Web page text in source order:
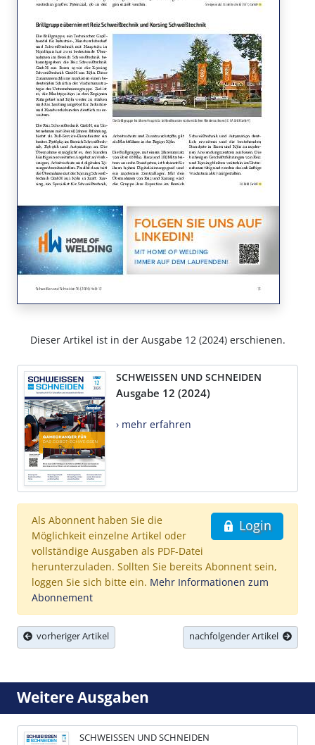
Dieser Artikel ist in der Ausgabe 12 (2024) erschienen.
SCHWEISSEN UND SCHNEIDEN
Ausgabe 12 (2024)
› mehr erfahren
Login
Als Abonnent haben Sie die
Möglichkeit einzelne Artikel oder
vollständige Ausgaben als PDF-Datei
herunterzuladen. Sollten Sie bereits Abonnent sein,
loggen Sie sich bitte ein. Mehr Informationen zum
Abonnement
vorheriger Artikel nachfolgender Artikel
Weitere Ausgaben
SCHWEISSEN UND SCHNEIDEN